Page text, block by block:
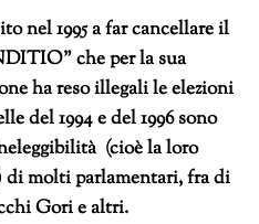
nel 1995 a far cancellare il
che per la sua
ha reso illegali le elezioni
del 1994 e del 1996 sono
(cioè la loro
di molti parlamentari, fra di
Gori e altri.